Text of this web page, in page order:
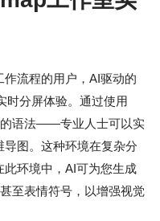
流程的用户，AI驱动的
时分屏体验。通过使用
语法——专业人士可以实
图。这种环境在复杂分
环境中，AI可为您生成
至表情符号，以增强视觉